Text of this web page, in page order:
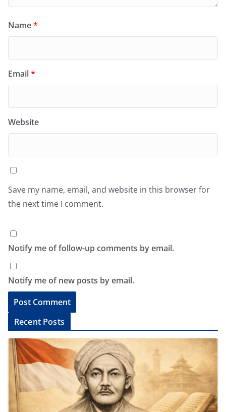
Name*
Email*
Website
Save my name, email, and website in this browser for
the next time I comment.
Notify me of follow-up comments by email.
Notify me of new posts by email.
l
a
Recent Posts